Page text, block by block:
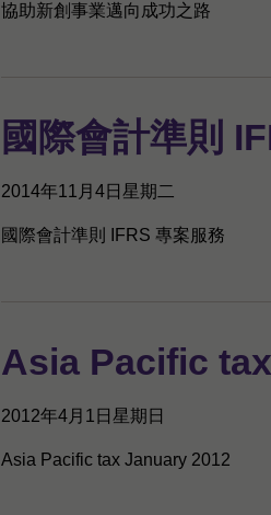
協助新創事業邁向成功之路
國際會計準則
2014年11月4日星期二
國際會計準則 IFRS 專案服務
Asia Pacific
2012年4月1日星期日
Asia Pacific tax January 2012